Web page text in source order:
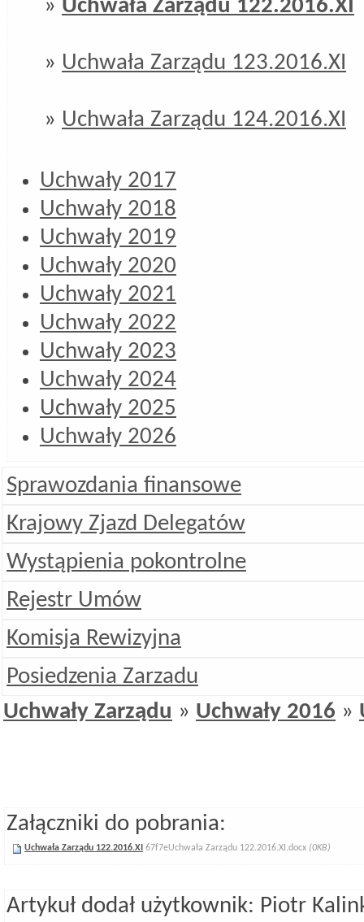
» Uchwała Zarządu 122.2016.XI
» Uchwała Zarządu 123.2016.XI
» Uchwała Zarządu 124.2016.XI
Uchwały 2017
Uchwały 2018
Uchwały 2019
Uchwały 2020
Uchwały 2021
Uchwały 2022
Uchwały 2023
Uchwały 2024
Uchwały 2025
Uchwały 2026
Sprawozdania finansowe
Krajowy Zjazd Delegatów
Wystąpienia pokontrolne
Rejestr Umów
Komisja Rewizyjna
Posiedzenia Zarzadu
Uchwały Zarządu » Uchwały 2016 »
Załączniki do pobrania:
Uchwała Zarządu 122.2016.XI 67f7eUchwała Zarządu 122.2016.XI.docx (0KB)
Artykuł dodał użytkownik: Piotr